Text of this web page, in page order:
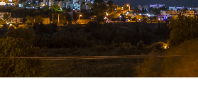
Kennisbank
Contact